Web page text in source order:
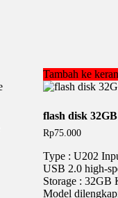
Tambah ke
flash disk
Rp75.000
Type : U202
USB 2.0 high-
Storage : 32GB
Model